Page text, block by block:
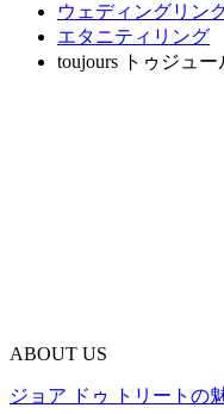
ウェディングリン
エタニティリング
toujours トゥジュ
ABOUT US
ジョア ドゥ トリートの